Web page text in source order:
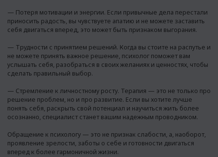
— Потеря мотивации и энергии. Если привычные дела перестали
приносить радость, вы чувствуете апатию и не можете заставить
себя двигаться вперед, это может быть признаком выгорания.
— Трудности с принятием решений. Когда вы стоите на распутье и
не можете принять важное решение, психолог поможет вам
услышать себя, разобраться в своих желаниях и ценностях, чтобы
сделать правильный выбор.
— Стремление к личностному росту. Терапия — это не только про
решение проблем, но и про развитие. Если вы хотите лучше
понять себя, раскрыть свой потенциал и научиться жить более
осознанно, специалист станет вашим надежным проводником.
Обращение к психологу — это не признак слабости, а, наоборот,
проявление зрелости, заботы о себе и готовности двигаться
вперед к более гармоничной жизни.